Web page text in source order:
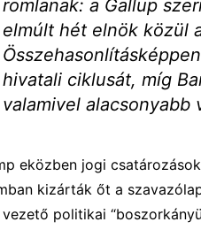
romlanak: a Gallup
elmúlt hét elnök közül
hivatali ciklusát, míg
valamivel alacsonyabb
eközben jogi
kizárták őt a
politikai